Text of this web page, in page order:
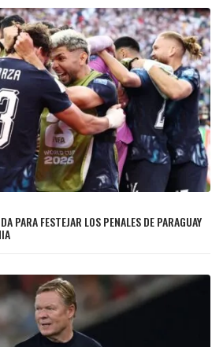
PARA FESTEJAR LOS PENALES DE PARAGUAY